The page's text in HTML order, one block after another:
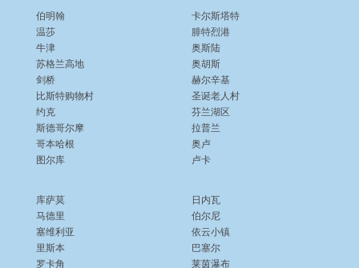
伯明翰
温莎
牛津
苏格兰高地
剑桥
比斯特购物村
约克
斯德哥尔摩
哥本哈根
图尔库
卡尔斯塔特
腓特烈港
奥斯陆
奥胡斯
赫尔辛基
圣诞老人村
芬兰湖区
拉普兰
奥卢
卢卡
库萨莫
马德里
塞维利亚
里斯本
罗卡角
日内瓦
伯尔尼
依云小镇
巴塞尔
莱茵瀑布